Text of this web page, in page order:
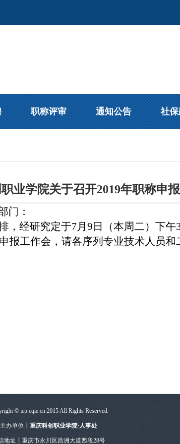
职称评审 通知公告 社
业学院关于召开2019年职称申
门：
，经研究定于7月9日（本周二）下午
报工作会，请各序列专业技术人员
© iep.cqie.cn 2015 All Rights Reserved.
主办单位┃ 重庆科创职业学院·人事处
地址┃重庆市永川区昌洲大道西段28号